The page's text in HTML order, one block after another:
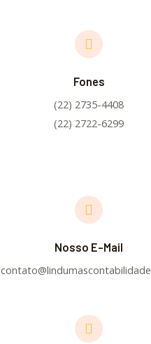
Fones
(22) 2735-4408
(22) 2722-6299
Nosso E-Mail